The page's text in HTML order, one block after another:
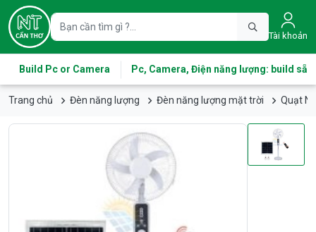
Tài khoản
Build Pc or Camera Pc, Camera, Điện năng lượng: build sẵn
Trang chủ Đèn năng lượng Đèn năng lượng mặt trời Quạt